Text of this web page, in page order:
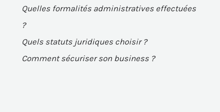
Quelles formalités administratives effectuées
?
Quels statuts juridiques choisir ?
Comment sécuriser son business ?